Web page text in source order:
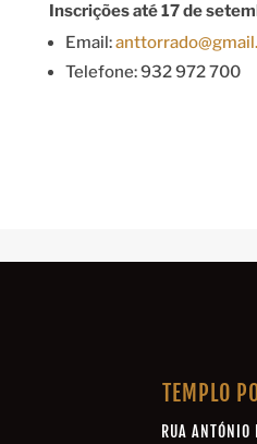
Inscrições até 17 de
Email:
Telefone: 932 972 700
TEMPLO
RUA ANTÓNIO